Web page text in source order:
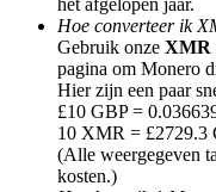
Hoe converteer ik
Gebruik onze XMR
pagina om Monero
Hier zijn een paar
£10 GBP =
10 XMR = £2729.3
(Alle weergegeven
kosten.)